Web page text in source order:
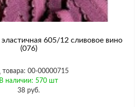
605/12 сливовое вино
(076)
товара: 00-00000715
В наличии: 570 шт
38 руб.